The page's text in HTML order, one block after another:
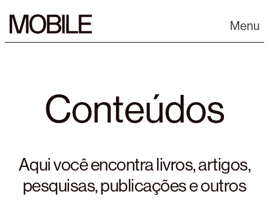
content
Menu
Conteúdos
Aqui você encontra livros, artigos,
pesquisas, publicações e outros